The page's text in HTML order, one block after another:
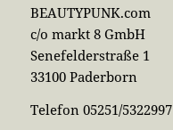
BEAUTYPUNK.com
c/o markt 8 GmbH
Senefelderstraße 1
33100 Paderborn
Telefon 05251/5322997